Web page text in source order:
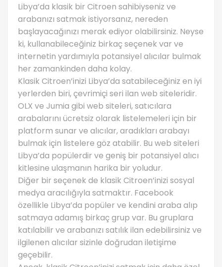
Libya’da klasik bir Citroen sahibiyseniz ve
arabanızı satmak istiyorsanız, nereden
başlayacağınızı merak ediyor olabilirsiniz. Neyse
ki, kullanabileceğiniz birkaç seçenek var ve
internetin yardımıyla potansiyel alıcılar bulmak
her zamankinden daha kolay.
Klasik Citroen’inizi Libya’da satabileceğiniz en iyi
yerlerden biri, çevrimiçi seri ilan web siteleridir.
OLX ve Jumia gibi web siteleri, satıcılara
arabalarını ücretsiz olarak listelemeleri için bir
platform sunar ve alıcılar, aradıkları arabayı
bulmak için listelere göz atabilir. Bu web siteleri
Libya’da popülerdir ve geniş bir potansiyel alıcı
kitlesine ulaşmanın harika bir yoludur.
Diğer bir seçenek de klasik Citroen’inizi sosyal
medya aracılığıyla satmaktır. Facebook
özellikle Libya’da popüler ve kendini araba alıp
satmaya adamış birkaç grup var. Bu gruplara
katılabilir ve arabanızı satılık ilan edebilirsiniz ve
ilgilenen alıcılar sizinle doğrudan iletişime
geçebilir.